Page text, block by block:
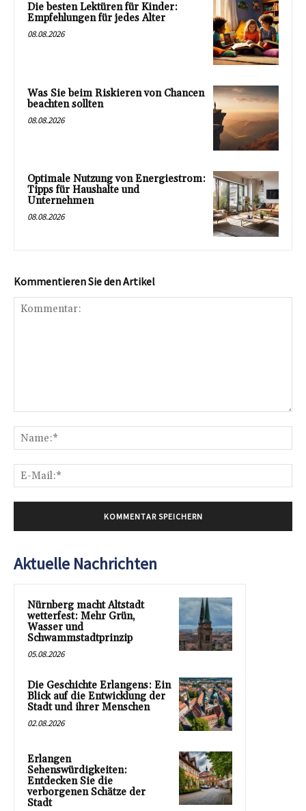
Die besten Lektüren für Kinder:
Empfehlungen für jedes Alter
08.08.2026
Was Sie beim Riskieren von Chancen
beachten sollten
08.08.2026
Optimale Nutzung von Energiestrom:
Tipps für Haushalte und
Unternehmen
08.08.2026
Kommentieren Sie den Artikel
Aktuelle Nachrichten
Nürnberg macht Altstadt
wetterfest: Mehr Grün,
Wasser und
Schwammstadtprinzip
05.08.2026
Die Geschichte Erlangens: Ein
Blick auf die Entwicklung der
Stadt und ihrer Menschen
02.08.2026
Erlangen
Sehenswürdigkeiten:
Entdecken Sie die
verborgenen Schätze der
Stadt